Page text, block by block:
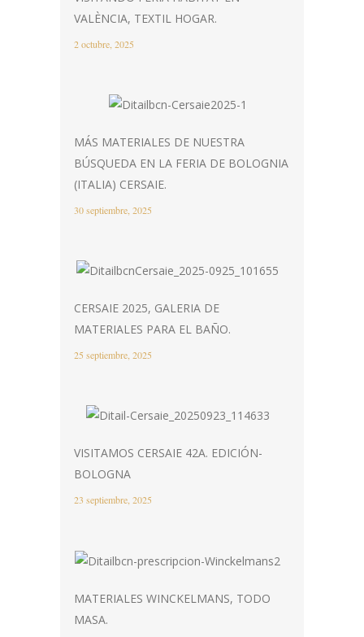
VALÈNCIA, TEXTIL HOGAR.
2 octubre, 2025
MÁS MATERIALES DE NUESTRA
BÚSQUEDA EN LA FERIA DE BOLOGNIA
(ITALIA) CERSAIE.
30 septiembre, 2025
CERSAIE 2025, GALERIA DE
MATERIALES PARA EL BAÑO.
25 septiembre, 2025
VISITAMOS CERSAIE 42A. EDICIÓN-
BOLOGNA
23 septiembre, 2025
MATERIALES WINCKELMANS, TODO
MASA.